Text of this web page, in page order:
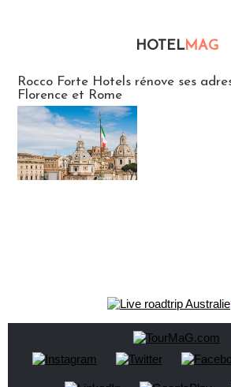
HOTELMAG
Rocco Forte Hotels rénove ses
Florence et Rome